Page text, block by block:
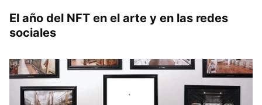
El año del NFT en el arte y en las redes
sociales